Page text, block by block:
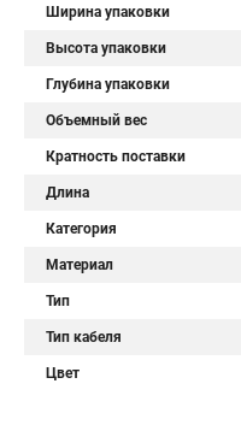
Ширина упаковки
Высота упаковки
Глубина упаковки
Объемный вес
Кратность поставки
Длина
Категория
Материал
Тип
Тип кабеля
Цвет